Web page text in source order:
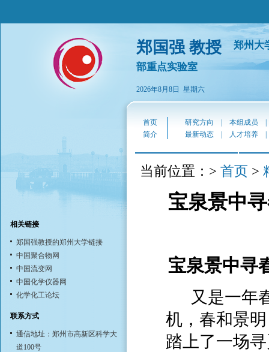
郑国强 教授
郑州大
部重点实验室
2026年8月8日 星期六
zhengguoqiang.polymer.cn
相关链接
郑国强教授的郑州大学链接
中国聚合物网
中国流变网
中国化学仪器网
化学化工论坛
联系方式
通信地址：郑州市高新区科学大
道100号
首页 研究方向 本组成员
简介
最新动态 人才培养
当前位置：> 首页 >
宝泉景中
宝泉景中寻
又是一年春
机，春和景
踏上了一场